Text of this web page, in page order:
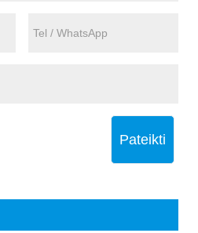
Pateikti